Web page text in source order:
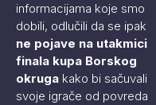
informacijama koje smo
dobili, odlučili da se ipak
ne pojave na utakmici
finala kupa Borskog
okruga kako bi sačuvali
svoje igrače od povreda